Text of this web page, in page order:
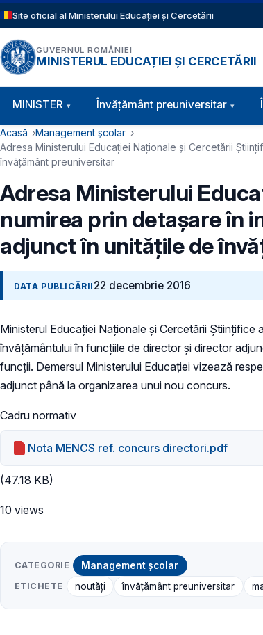
Sari la conținutul principal
Site oficial al Ministerului Educației și Cercetării
GUVERNUL ROMÂNIEI
MINISTERUL EDUCAȚIEI ȘI CERCETĂRII
Navigație principală
MINISTER Învăţământ preuniversitar
Cale de navigare
Acasă
Management școlar
Adresa Ministerului Educației Naționale și Cercetării
învățământ preuniversitar
Adresa Ministerului
numirea prin detașare în
adjunct în unitățile de
DATA PUBLICĂRII 22 decembrie 2016
Ministerul Educației Naționale și Cercetării Științifice
învățământului în funcțiile de director și director
funcții. Demersul Ministerului Educației vizează
adjunct până la organizarea unui nou concurs.
Cadru normativ
Nota MENCS ref. concurs directori.pdf
(47.18 KB)
10 views
CATEGORIE Management școlar
ETICHETE noutăți învățământ preuniversitar